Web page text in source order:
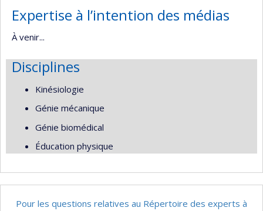
Expertise à l’intention des médias
À venir...
Disciplines
Kinésiologie
Génie mécanique
Génie biomédical
Éducation physique
Pour les questions relatives au Répertoire des experts à